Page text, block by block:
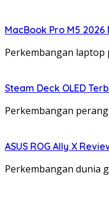
MacBook Pro M5
Perkembangan
Steam Deck OLED
Perkembangan
ASUS ROG Ally X
Perkembangan dunia